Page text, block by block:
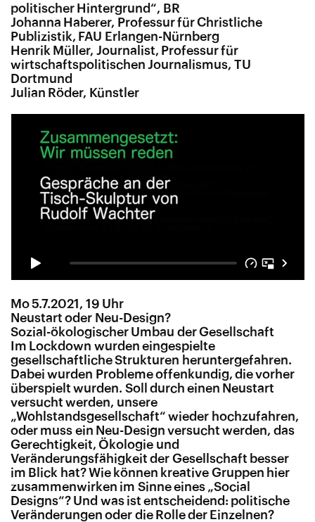
politischer Hintergrund“, BR
Johanna Haberer, Professur für Christliche
Publizistik, FAU Erlangen-Nürnberg
Henrik Müller, Journalist, Professur für
wirtschaftspolitischen Journalismus, TU
Dortmund
Julian Röder, Künstler
Mo 5.7.2021, 19 Uhr
Neustart oder Neu-Design?
Sozial-ökologischer Umbau der Gesellschaft
Im Lockdown wurden eingespielte
gesellschaftliche Strukturen heruntergefahren.
Dabei wurden Probleme offenkundig, die vorher
überspielt wurden. Soll durch einen Neustart
versucht werden, unsere
„Wohlstandsgesellschaft“ wieder hochzufahren,
oder muss ein Neu-Design versucht werden, das
Gerechtigkeit, Ökologie und
Veränderungsfähigkeit der Gesellschaft besser
im Blick hat? Wie können kreative Gruppen hier
zusammenwirken im Sinne eines „Social
Designs“? Und was ist entscheidend: politische
Veränderungen oder die Rolle der Einzelnen?